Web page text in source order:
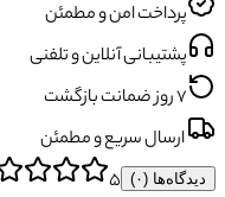
پرداخت امن و مطمئن
پشتیبانی آنلاین و تلفنی
۷ روز ضمانت بازگشت
ارسال سریع و مطمئن
دیدگاه‌ها (۰) ۵